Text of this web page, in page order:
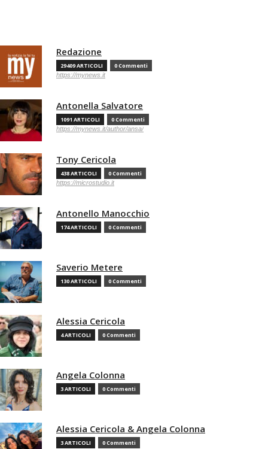
Redazione
29409 ARTICOLI 0 Commenti
https://mynews.it
Antonella Salvatore
1091 ARTICOLI 0 Commenti
https://mynews.it/author/ansa/
Tony Cericola
438 ARTICOLI 0 Commenti
https://microstudio.it
Antonello Manocchio
174 ARTICOLI 0 Commenti
Saverio Metere
130 ARTICOLI 0 Commenti
Alessia Cericola
4 ARTICOLI 0 Commenti
Angela Colonna
3 ARTICOLI 0 Commenti
Alessia Cericola & Angela Colonna
3 ARTICOLI 0 Commenti